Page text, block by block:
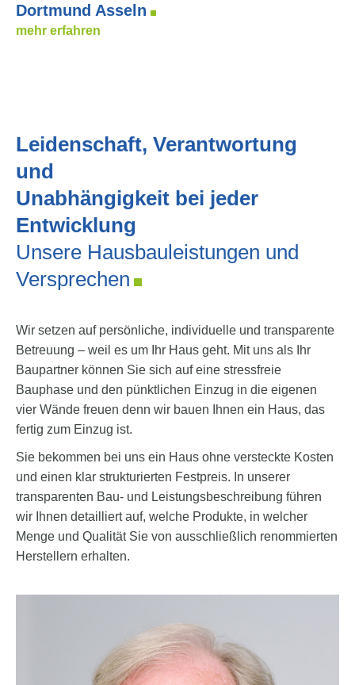
Dortmund Asseln
mehr erfahren
Leidenschaft, Verantwortung
und
Unabhängigkeit bei jeder
Entwicklung
Unsere Hausbauleistungen und
Versprechen
Wir setzen auf persönliche, individuelle und transparente
Betreuung – weil es um Ihr Haus geht. Mit uns als Ihr
Baupartner können Sie sich auf eine stressfreie
Bauphase und den pünktlichen Einzug in die eigenen
vier Wände freuen denn wir bauen Ihnen ein Haus, das
fertig zum Einzug ist.
Sie bekommen bei uns ein Haus ohne versteckte Kosten
und einen klar strukturierten Festpreis. In unserer
transparenten Bau- und Leistungsbeschreibung führen
wir Ihnen detailliert auf, welche Produkte, in welcher
Menge und Qualität Sie von ausschließlich renommierten
Herstellern erhalten.